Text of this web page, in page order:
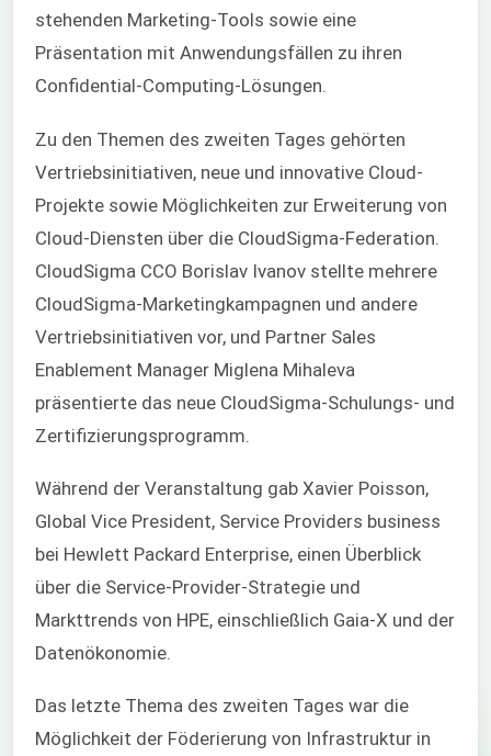
stehenden Marketing-Tools sowie eine
Präsentation mit Anwendungsfällen zu ihren
Confidential-Computing-Lösungen.
Zu den Themen des zweiten Tages gehörten
Vertriebsinitiativen, neue und innovative Cloud-
Projekte sowie Möglichkeiten zur Erweiterung von
Cloud-Diensten über die CloudSigma-Federation.
CloudSigma CCO Borislav Ivanov stellte mehrere
CloudSigma-Marketingkampagnen und andere
Vertriebsinitiativen vor, und Partner Sales
Enablement Manager Miglena Mihaleva
präsentierte das neue CloudSigma-Schulungs- und
Zertifizierungsprogramm.
Während der Veranstaltung gab Xavier Poisson,
Global Vice President, Service Providers business
bei Hewlett Packard Enterprise, einen Überblick
über die Service-Provider-Strategie und
Markttrends von HPE, einschließlich Gaia-X und der
Datenökonomie.
Das letzte Thema des zweiten Tages war die
Möglichkeit der Föderierung von Infrastruktur in